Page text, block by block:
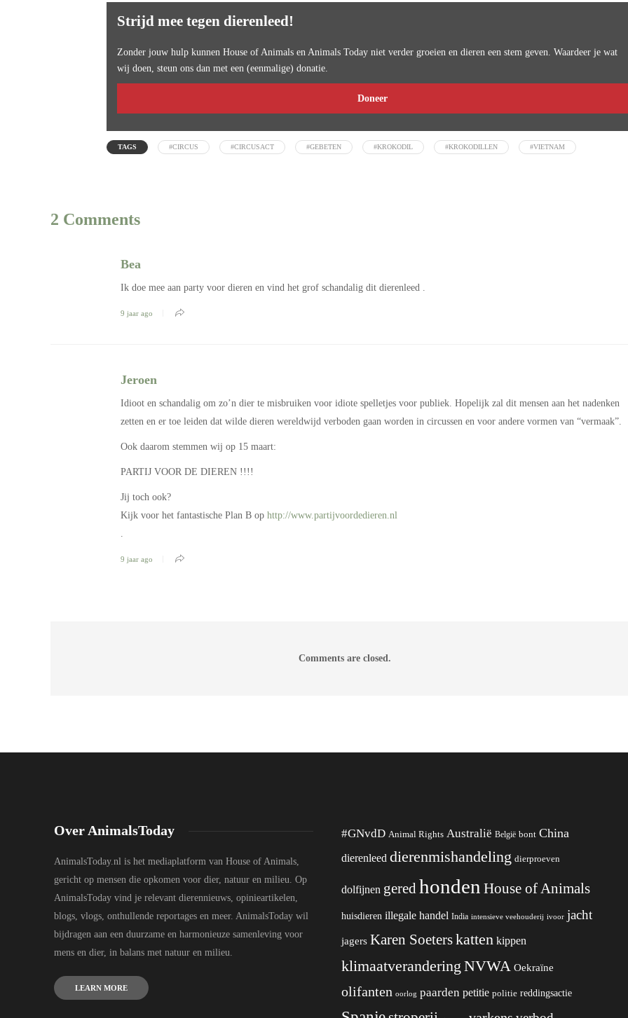
Strijd mee tegen dierenleed!
Zonder jouw hulp kunnen House of Animals en Animals Today niet verder groeien en dieren een stem geven. Waardeer je wat
wij doen, steun ons dan met een (eenmalige) donatie.
Doneer
TAGS #CIRCUS #CIRCUSACT #GEBETEN #KROKODIL #KROKODILLEN #VIETNAM
2 Comments
Bea
Ik doe mee aan party voor dieren en vind het grof schandalig dit dierenleed .
9 jaar ago
Jeroen
Idioot en schandalig om zo’n dier te misbruiken voor idiote spelletjes voor publiek. Hopelijk zal dit mensen aan het nadenken
zetten en er toe leiden dat wilde dieren wereldwijd verboden gaan worden in circussen en voor andere vormen van “vermaak”.
Ook daarom stemmen wij op 15 maart:
PARTIJ VOOR DE DIEREN !!!!
Jij toch ook?
Kijk voor het fantastische Plan B op http://www.partijvoordedieren.nl
.
9 jaar ago
Comments are closed.
Over AnimalsToday
AnimalsToday.nl is het mediaplatform van House of Animals,
gericht op mensen die opkomen voor dier, natuur en milieu. Op
AnimalsToday vind je relevant dierennieuws, opinieartikelen,
blogs, vlogs, onthullende reportages en meer. AnimalsToday wil
bijdragen aan een duurzame en harmonieuze samenleving voor
mens en dier, in balans met natuur en milieu.
LEARN MORE
#GNvdD Animal Rights Australië België bont China
dierenleed dierenmishandeling dierproeven
dolfijnen geredhonden House of Animals
huisdieren illegale handel India intensieve veehouderij ivoor jacht
jagers Karen Soeterskatten kippen
klimaatverandering NVWA Oekraïne
olifanten oorlog paarden petitie politie reddingsactie